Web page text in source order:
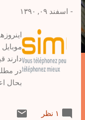
- اسفند ۰۹, ۱۳۹۰
دارند
در
۱ نظر